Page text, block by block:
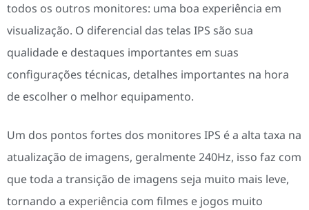
todos os outros monitores: uma boa experiência em
visualização. O diferencial das telas IPS são sua
qualidade e destaques importantes em suas
configurações técnicas, detalhes importantes na hora
de escolher o melhor equipamento.
Um dos pontos fortes dos monitores IPS é a alta taxa na
atualização de imagens, geralmente 240Hz, isso faz com
que toda a transição de imagens seja muito mais leve,
tornando a experiência com filmes e jogos muito